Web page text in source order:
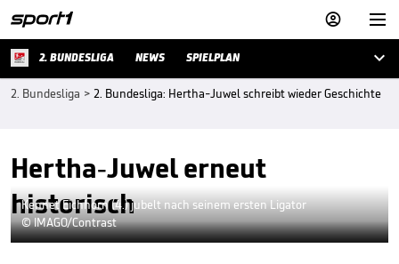


2. BUNDESLIGA NEWS SPIELPLAN 
2. Bundesliga > 2. Bundesliga: Hertha-Juwel schreibt wieder Geschichte
Hertha-Juwel erneut
historisch
Kennet Eichhorn (4.) jubelt nach seinem ersten Ligator
© IMAGO/Contrast